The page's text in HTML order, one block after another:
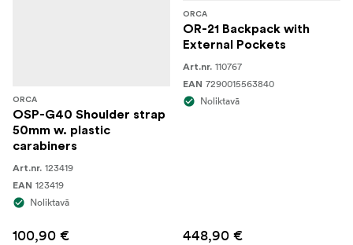
ORCA
OSP-G40 Shoulder strap
50mm w. plastic
carabiners
Art.nr. 123419
EAN 123419
Noliktavā
100,90 €
ORCA
OR-21 Backpack with
External Pockets
Art.nr. 110767
EAN 7290015563840
Noliktavā
448,90 €